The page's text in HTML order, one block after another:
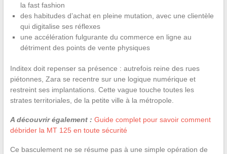
la fast fashion
des habitudes d’achat en pleine mutation, avec une clientèle
qui digitalise ses réflexes
une accélération fulgurante du commerce en ligne au
détriment des points de vente physiques
Inditex doit repenser sa présence : autrefois reine des rues
piétonnes, Zara se recentre sur une logique numérique et
restreint ses implantations. Cette vague touche toutes les
strates territoriales, de la petite ville à la métropole.
A découvrir également : Guide complet pour savoir comment
débrider la MT 125 en toute sécurité
Ce basculement ne se résume pas à une simple opération de